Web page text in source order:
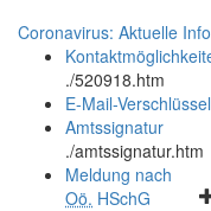
Coronavirus: Aktuelle
./520918.htm
E-Mail-
Amtssignatur
./amtssignatur.htm
Meldung nach
Oö. HSchG